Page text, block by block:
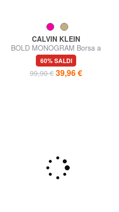
CALVIN KLEIN
BOLD MONOGRAM Borsa a
tracolla
60% SALDI
99,90 € 39,96 €